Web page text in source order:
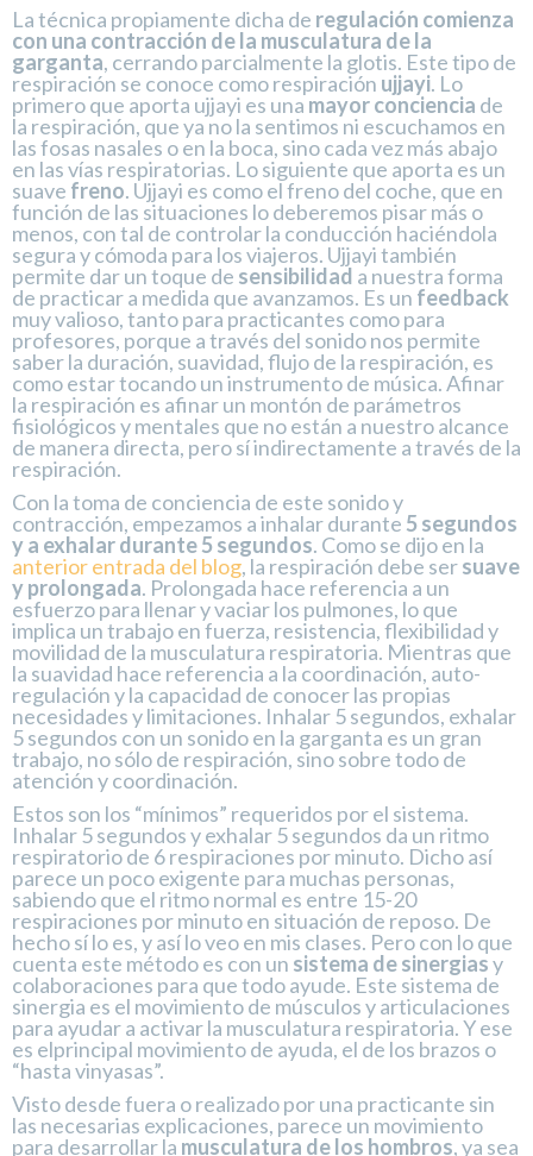
La técnica propiamente dicha de regulación comienza
con una contracción de la musculatura de la
garganta, cerrando parcialmente la glotis. Este tipo de
respiración se conoce como respiración ujjayi. Lo
primero que aporta ujjayi es unamayor conciencia de
la respiración, que ya no la sentimos ni escuchamos en
las fosas nasales o en la boca, sino cada vez más abajo
en las vías respiratorias. Lo siguiente que aporta es un
suave freno. Ujjayi es como el freno del coche, que en
función de las situaciones lo deberemos pisar más o
menos, con tal de controlar la conducción haciéndola
segura y cómoda para los viajeros. Ujjayi también
permite dar un toque de sensibilidad a nuestra forma
de practicar a medida que avanzamos. Es un feedback
muy valioso, tanto para practicantes como para
profesores, porque a través del sonido nos permite
saber la duración, suavidad, flujo de la respiración, es
como estar tocando un instrumento de música. Afinar
la respiración es afinar un montón de parámetros
fisiológicos y mentales que no están a nuestro alcance
de manera directa, pero sí indirectamente a través de la
respiración.
Con la toma de conciencia de este sonido y
contracción, empezamos a inhalar durante 5 segundos
y a exhalar durante 5 segundos. Como se dijo en la
anterior entrada del blog, la respiración debe sersuave
y prolongada. Prolongada hace referencia a un
esfuerzo para llenar y vaciar los pulmones, lo que
implica un trabajo en fuerza, resistencia, flexibilidad y
movilidad de la musculatura respiratoria. Mientras que
la suavidad hace referencia a la coordinación, auto-
regulación y la capacidad de conocer las propias
necesidades y limitaciones. Inhalar 5 segundos, exhalar
5 segundos con un sonido en la garganta es un gran
trabajo, no sólo de respiración, sino sobre todo de
atención y coordinación.
Estos son los “mínimos” requeridos por el sistema.
Inhalar 5 segundos y exhalar 5 segundos da un ritmo
respiratorio de 6 respiraciones por minuto. Dicho así
parece un poco exigente para muchas personas,
sabiendo que el ritmo normal es entre 15-20
respiraciones por minuto en situación de reposo. De
hecho sí lo es, y así lo veo en mis clases. Pero con lo que
cuenta este método es con un sistema de sinergiasy
colaboraciones para que todo ayude. Este sistema de
sinergia es el movimiento de músculos y articulaciones
para ayudar a activar la musculatura respiratoria. Y ese
es elprincipal movimiento de ayuda, el de los brazos o
“hasta vinyasas”.
Visto desde fuera o realizado por una practicante sin
las necesarias explicaciones, parece un movimiento
para desarrollar la musculatura de los hombros, ya sea